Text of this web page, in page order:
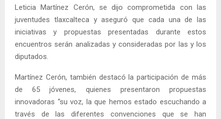
Leticia Martínez Cerón, se dijo comprometida con las
juventudes tlaxcalteca y aseguró que cada una de las
iniciativas y propuestas presentadas durante estos
encuentros serán analizadas y consideradas por las y los
diputados.
Martínez Cerón, también destacó la participación de más
de 65 jóvenes, quienes presentaron propuestas
innovadoras “su voz, la que hemos estado escuchando a
través de las diferentes convenciones que se han